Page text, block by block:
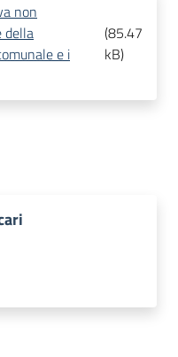
non
della
e i
(85.47
kB)